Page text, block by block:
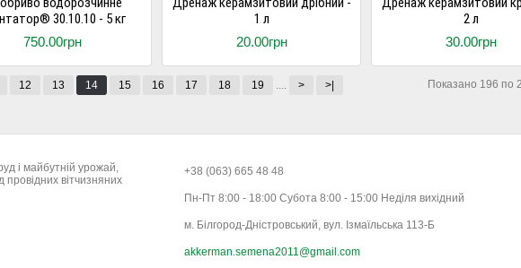
30.10.10 - 5 кг
750.00грн
1 л
20.00грн
2 л
30.00грн
12 13 14 15 16 17 18 19 .... > >| Показано 196 по
і майбутній урожай,
вітчизняних
+38 (063) 665 48 48
Пн-Пт 8:00 - 18:00 Субота 8:00 - 15:00 Неділя вихідний
м. Білгород-Дністровський, вул. Ізмаїльська 113-Б
akkerman.semena2011@gmail.com